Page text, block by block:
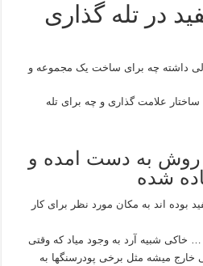
در تله گذاری
داشته چه برای ساخت یک مجموعه و
علامت گذاری و چه برای تله
روش به دست امده و
شده
بوده اند به مکان مورد نظر برای کار
خاکی شبیه آرد به وجود میاد که وقتی
میشه مثل برخی پودرسنگها به